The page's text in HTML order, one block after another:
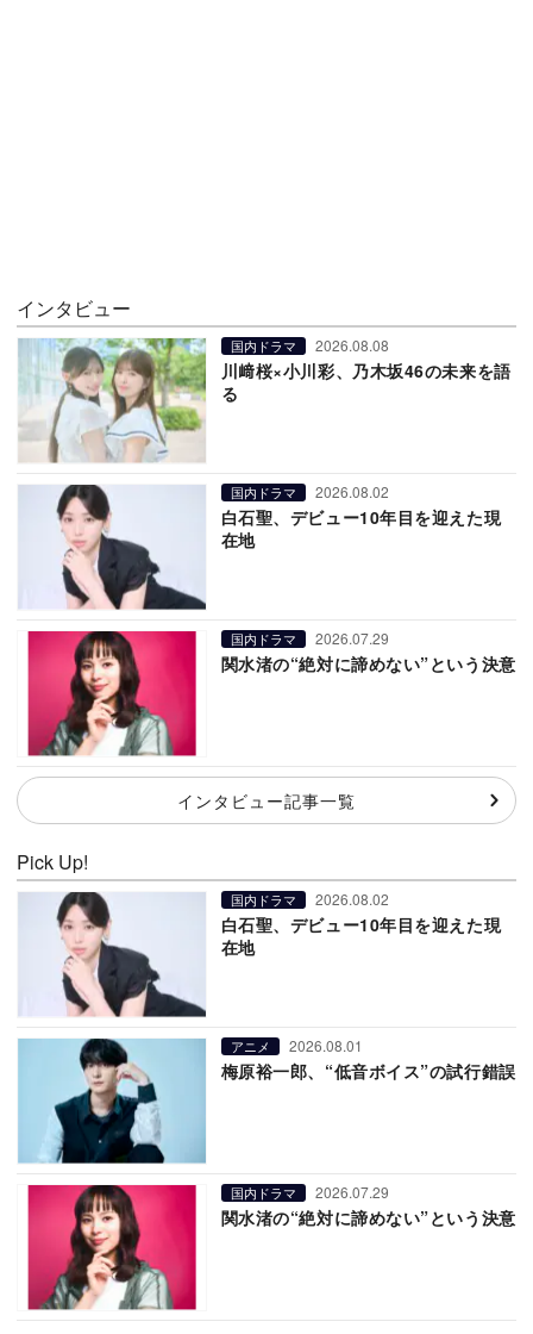
インタビュー
国内ドラマ 2026.08.08
川﨑桜×小川彩、乃木坂46の未来を語
る
国内ドラマ 2026.08.02
白石聖、デビュー10年目を迎えた現
在地
国内ドラマ 2026.07.29
関水渚の“絶対に諦めない”という決意
インタビュー記事一覧
Pick Up!
国内ドラマ 2026.08.02
白石聖、デビュー10年目を迎えた現
在地
アニメ 2026.08.01
梅原裕一郎、“低音ボイス”の試行錯誤
国内ドラマ 2026.07.29
関水渚の“絶対に諦めない”という決意